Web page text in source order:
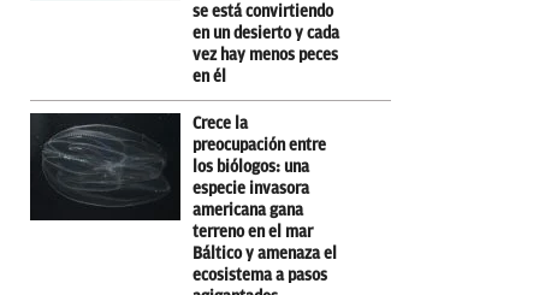
se está convirtiendo
en un desierto y cada
vez hay menos peces
en él
Crece la
preocupación entre
los biólogos: una
especie invasora
americana gana
terreno en el mar
Báltico y amenaza el
ecosistema a pasos